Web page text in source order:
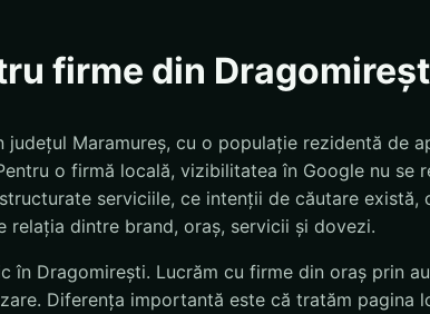
firme din
județul Maramureș, cu o populație rezidentă de
o firmă locală, vizibilitatea în Google nu se
serviciile, ce intenții de căutare există,
relația dintre brand, oraș, servicii și dovezi.
în Dragomirești. Lucrăm cu firme din oraș prin
Diferența importantă este că tratăm pagina